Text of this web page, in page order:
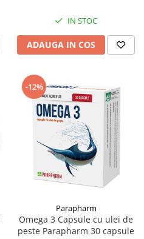
IN STOC
ADAUGA IN COS
-12%
Parapharm
Omega 3 Capsule cu ulei de
peste Parapharm 30 capsule